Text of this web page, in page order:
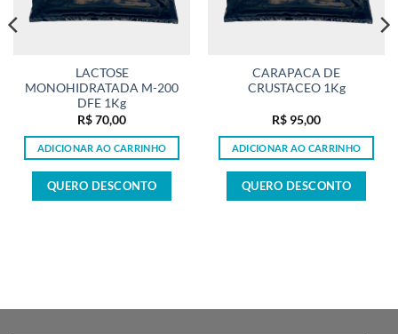
LACTOSE
MONOHIDRATADA M-200
DFE 1Kg
R$70,00
ADICIONAR AO CARRINHO
QUERO DESCONTO
CARAPACA DE
CRUSTACEO 1Kg
R$ 95,00
ADICIONAR AO CARRINHO
QUERO DESCONTO